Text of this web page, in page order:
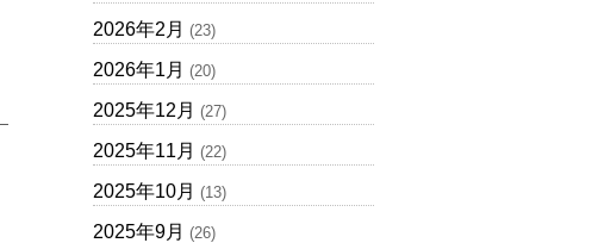
2026年2月 (23)
2026年1月 (20)
2025年12月 (27)
2025年11月 (22)
2025年10月 (13)
2025年9月 (26)